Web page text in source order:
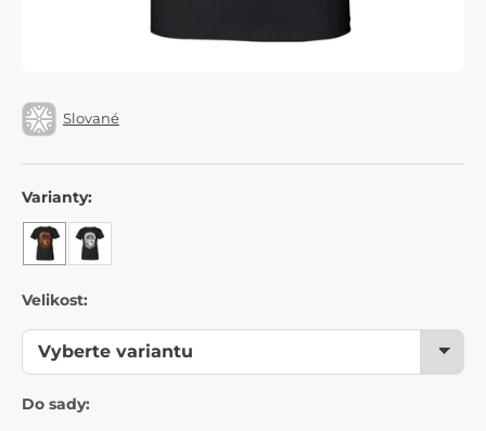
Slované
Varianty:
Velikost:
Do sady: